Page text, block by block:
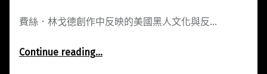
費絲．林戈德創作中反映的美國黑人文化與反…
Continue reading“Faith Ringgold 創作中反映的美國黑人文化與反抗史”
…